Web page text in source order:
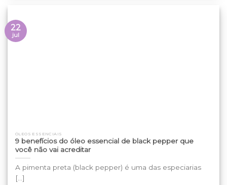
ÓLEOS ESSENCIAIS
9 benefícios do óleo essencial de black pepper que
você não vai acreditar
A pimenta preta (black pepper) é uma das especiarias
[...]
22
jul